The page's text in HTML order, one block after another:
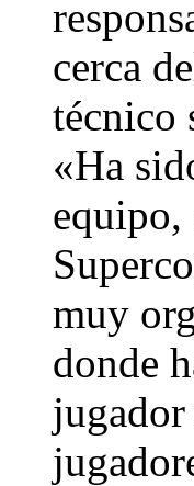
cerca
técnico
«Ha
equipo,
muy
donde